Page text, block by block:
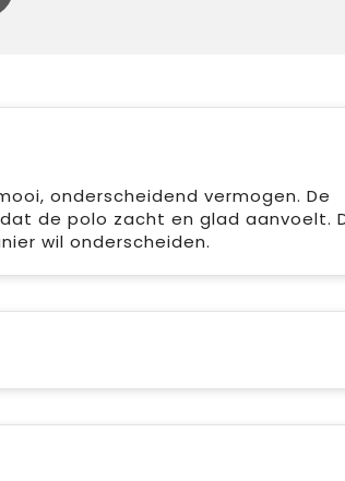
onderscheidend vermogen. De
de polo zacht en glad aanvoelt.
wil onderscheiden.